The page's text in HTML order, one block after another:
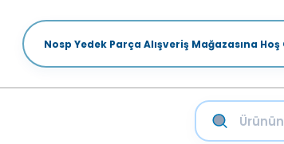
Nosp Yedek Parça Alışveriş Mağazasına